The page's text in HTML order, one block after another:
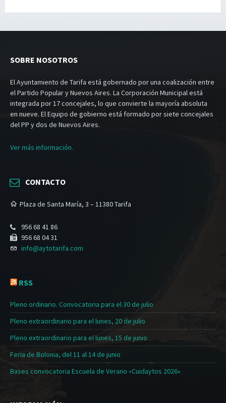
SOBRE NOSOTROS
El Ayuntamiento de Tarifa está gobernado por una coalización entre
el Partido Popular y Nuevos Aires. La Corporación Municipal está
integrada por 17 concejales, lo que convierte la mayoría absoluta
en nueve. El Equipo de gobierno está formado por siete concejales
del PP y dos de Nuevos Aires.
Ver más información.
CONTACTO
Plaza de Santa María, 3 – 11380 Tarifa
956 68 41 86
956 68 04 31
info@aytotarifa.com
RSS
Pleno ordinario. Convocatoria para el 30 de julio
Pleno extraordinario para el lunes, 20 de julio
Pleno extraordinario para el lunes, 15 de junio
Feria de Bolonia, del 11 al 14 de junio
Bases convocatoria Escuela de Verano «Cuidaytos 2026»